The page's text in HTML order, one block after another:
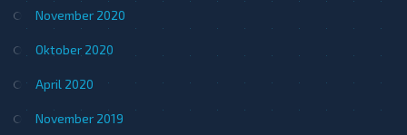
November 2020
Oktober 2020
April 2020
November 2019